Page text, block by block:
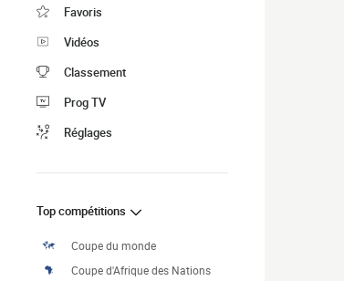
Favoris
Vidéos
Classement
Prog TV
Réglages
Top compétitions
Coupe du monde
Coupe d'Afrique des Nations